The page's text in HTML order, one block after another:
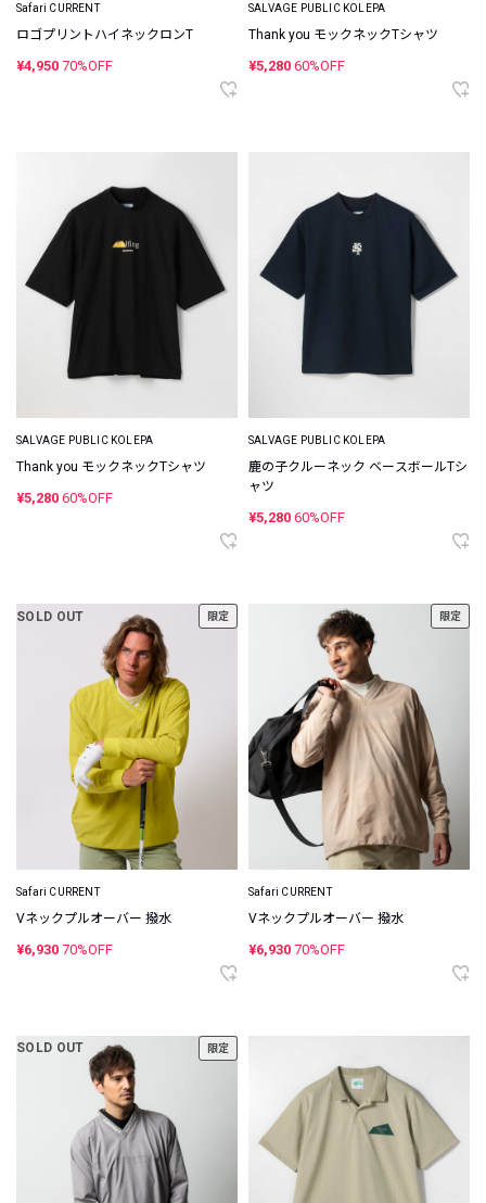
Safari CURRENT
ロゴプリントハイネックロンT
¥4,950 70%OFF
SALVAGE PUBLIC KOLEPA
Thank you モックネックTシャツ
¥5,280 60%OFF
SALVAGE PUBLIC KOLEPA
Thank you モックネックTシャツ
¥5,280 60%OFF
SALVAGE PUBLIC KOLEPA
鹿の子クルーネック ベースボールTシ
ャツ
¥5,280 60%OFF
SOLD OUT 限定
Safari CURRENT
Vネックプルオーバー 撥水
¥6,930 70%OFF
限定
Safari CURRENT
Vネックプルオーバー 撥水
¥6,930 70%OFF
SOLD OUT 限定